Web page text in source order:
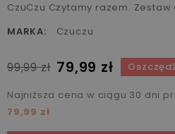
CzuCzu Czytamy razem.
MARKA:
Czuczu
99,99 zł 79,99 zł
Najniższa cena w ciągu 30 dni
79,99 zł